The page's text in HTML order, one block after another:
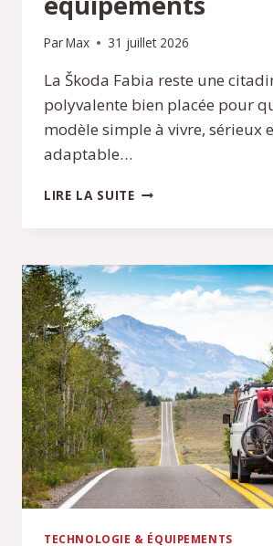
ParMax 31 juillet 2026
La Škoda Fabia reste une
polyvalente bien placée pour
modèle simple à vivre, sérieux
adaptable…
LIRE LA SUITESKODA
MOTORISATIONS
ET
ÉQUIPEMENTS
TECHNOLOGIE & ÉQUIPEMENTS